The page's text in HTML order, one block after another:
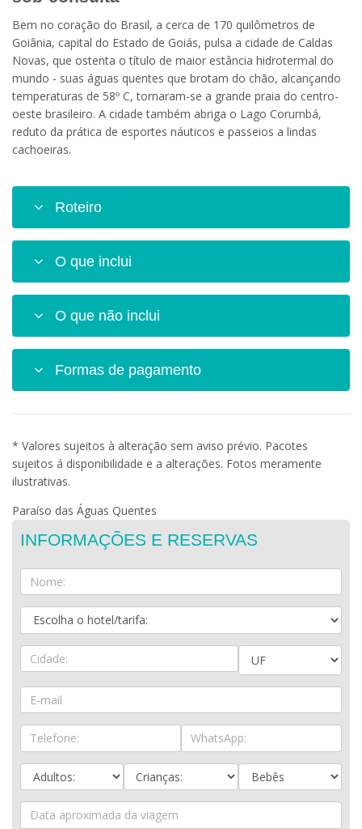
Bem no coração do Brasil, a cerca de 170 quilômetros de
Goiânia, capital do Estado de Goiás, pulsa a cidade de Caldas
Novas, que ostenta o título de maior estância hidrotermal do
mundo - suas águas quentes que brotam do chão, alcançando
temperaturas de 58º C, tornaram-se a grande praia do centro-
oeste brasileiro. A cidade também abriga o Lago Corumbá,
reduto da prática de esportes náuticos e passeios a lindas
cachoeiras.
Roteiro
O que inclui
O que não inclui
Formas de pagamento
* Valores sujeitos à alteração sem aviso prévio. Pacotes
sujeitos á disponibilidade e a alterações. Fotos meramente
ilustrativas.
Paraíso das Águas Quentes
INFORMAÇÕES E RESERVAS